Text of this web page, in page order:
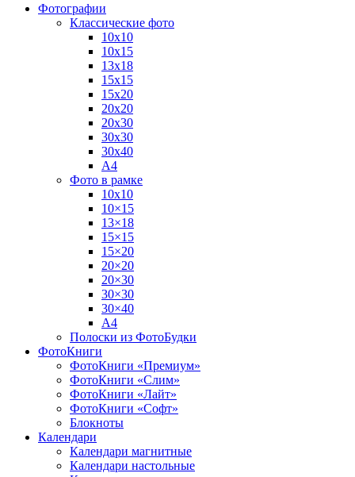
Фотографии
Классические фото
10х10
10х15
13х18
15х15
15х20
20х20
20х30
30х30
30х40
А4
Фото в рамке
10х10
10×15
13×18
15×15
15×20
20×20
20×30
30×30
30×40
A4
Полоски из ФотоБудки
ФотоКниги
ФотоКниги «Премиум»
ФотоКниги «Слим»
ФотоКниги «Лайт»
ФотоКниги «Софт»
Блокноты
Календари
Календари магнитные
Календари настольные